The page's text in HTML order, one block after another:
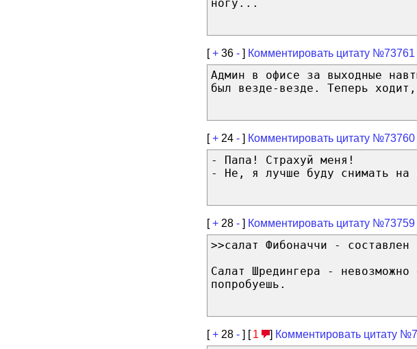
ногу...
[+ 36 - ] Комментировать цитату №73761
Админ в офисе за выходные
был везде-везде. Теперь
[+ 24 - ] Комментировать цитату №73760
- Папа! Страхуй меня!
- Не, я лучше буду снимать на
[+ 28 - ] Комментировать цитату №73759
>>салат Фибоначчи - составлен
Салат Шредингера -
попробуешь.
[+ 28 - ] [ 1 ] Комментировать цитату